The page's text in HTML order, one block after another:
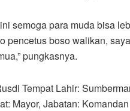
semoga para muda bisa
boso walikan,
pungkasnya.
Tempat Lahir:
Mayor, Jabatan: